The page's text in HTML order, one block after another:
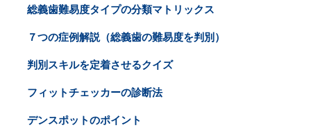
総義歯難易度タイプの分類マトリックス
７つの症例解説（総義歯の難易度を判別）
判別スキルを定着させるクイズ
フィットチェッカーの診断法
デンスポットのポイント